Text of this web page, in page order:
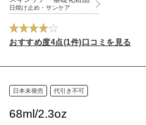
日焼け止め・サンケア
おすすめ度4点(1件)口コミを見る
日本未発売 代引き不可
68ml/2.3oz